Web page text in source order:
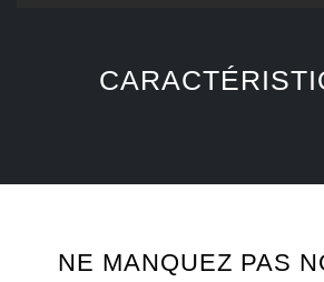
NE MANQUEZ PAS